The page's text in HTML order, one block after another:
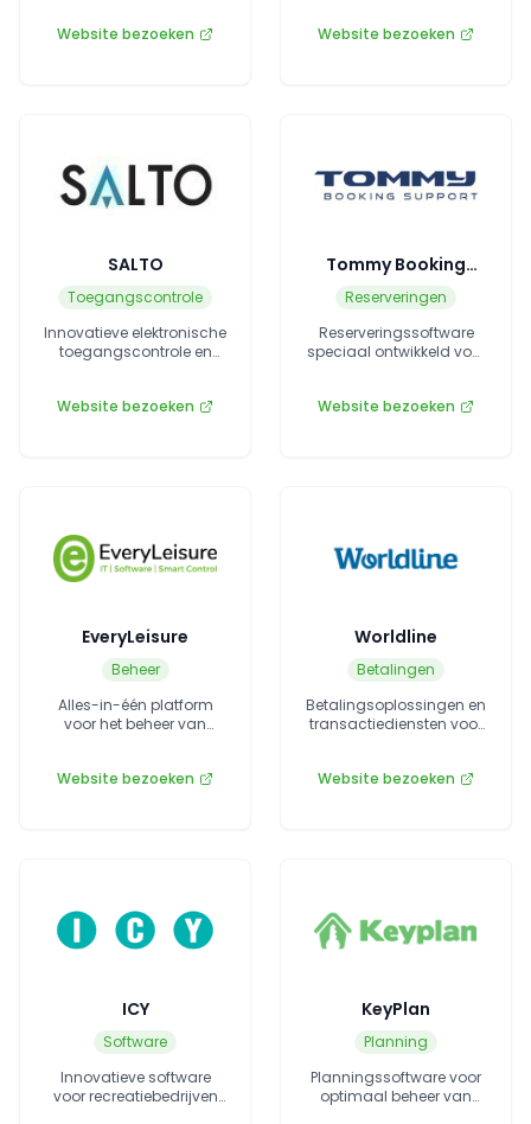
Website bezoeken
Website bezoeken
SALTO
Toegangscontrole
Innovatieve elektronische
toegangscontrole en
Website bezoeken
Tommy Booking
Support
Reserveringen
Reserveringssoftware
speciaal ontwikkeld voor
Website bezoeken
EveryLeisure
Beheer
Alles-in-één platform
voor het beheer van
Website bezoeken
Worldline
Betalingen
Betalingsoplossingen en
transactiediensten voor
Website bezoeken
ICY
Software
Innovatieve software
voor recreatiebedrijven
KeyPlan
Planning
Planningssoftware voor
optimaal beheer van